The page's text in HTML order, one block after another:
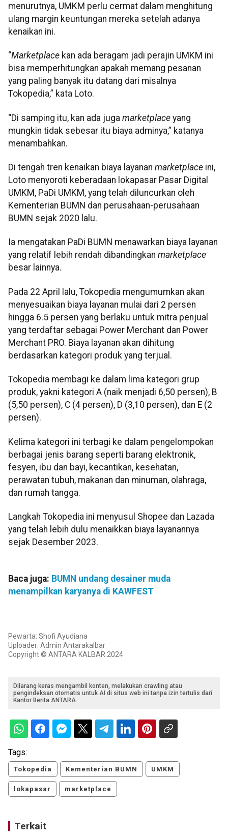
menurutnya, UMKM perlu cermat dalam menghitung
ulang margin keuntungan mereka setelah adanya
kenaikan ini.
“Marketplace kan ada beragam jadi perajin UMKM ini
bisa memperhitungkan apakah memang pesanan
yang paling banyak itu datang dari misalnya
Tokopedia,” kata Loto.
“Di samping itu, kan ada juga marketplace yang
mungkin tidak sebesar itu biaya adminya,” katanya
menambahkan.
Di tengah tren kenaikan biaya layanan marketplace ini,
Loto menyoroti keberadaan lokapasar Pasar Digital
UMKM, PaDi UMKM, yang telah diluncurkan oleh
Kementerian BUMN dan perusahaan-perusahaan
BUMN sejak 2020 lalu.
Ia mengatakan PaDi BUMN menawarkan biaya layanan
yang relatif lebih rendah dibandingkan marketplace
besar lainnya.
Pada 22 April lalu, Tokopedia mengumumkan akan
menyesuaikan biaya layanan mulai dari 2 persen
hingga 6.5 persen yang berlaku untuk mitra penjual
yang terdaftar sebagai Power Merchant dan Power
Merchant PRO. Biaya layanan akan dihitung
berdasarkan kategori produk yang terjual.
Tokopedia membagi ke dalam lima kategori grup
produk, yakni kategori A (naik menjadi 6,50 persen), B
(5,50 persen), C (4 persen), D (3,10 persen), dan E (2
persen).
Kelima kategori ini terbagi ke dalam pengelompokan
berbagai jenis barang seperti barang elektronik,
fesyen, ibu dan bayi, kecantikan, kesehatan,
perawatan tubuh, makanan dan minuman, olahraga,
dan rumah tangga.
Langkah Tokopedia ini menyusul Shopee dan Lazada
yang telah lebih dulu menaikkan biaya layanannya
sejak Desember 2023.
Baca juga: BUMN undang desainer muda
menampilkan karyanya di KAWFEST
Pewarta: Shofi Ayudiana
Uploader: Admin Antarakalbar
Copyright © ANTARA KALBAR 2024
Dilarang keras mengambil konten, melakukan crawling atau
pengindeksan otomatis untuk AI di situs web ini tanpa izin tertulis dari
Kantor Berita ANTARA.
Tags:
Tokopedia Kementerian BUMN UMKM
lokapasar marketplace
Terkait